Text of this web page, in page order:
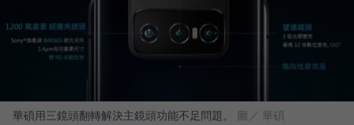
華碩用三鏡頭翻轉解決主鏡頭功能不足問題。 圖／ 華碩